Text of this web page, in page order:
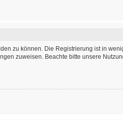
zu können. Die Registrierung ist in
zuweisen. Beachte bitte unsere